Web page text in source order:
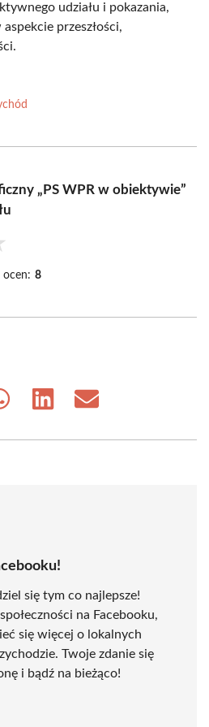
udziału i pokazania,
przeszłości,
„PS WPR w obiektywie”
ocen: 8
Share
Share
się tym co najlepsze!
na Facebooku,
się więcej o lokalnych
Twoje zdanie się
i bądź na bieżąco!